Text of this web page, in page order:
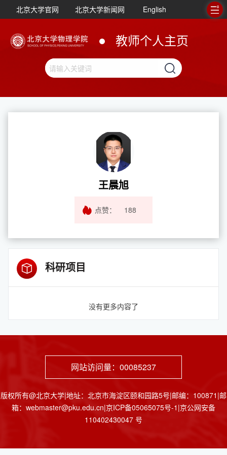
北京大学官网 北京大学新闻网 English
教师个人主页
王晨旭
点赞： 188
科研项目
没有更多内容了
网站访问量： 00085237
版权所有@北京大学|地址：北京市海淀区颐和园路5号|邮编：100871|邮
箱：webmaster@pku.edu.cn|京ICP备05065075号-1|京公网安备
110402430047 号